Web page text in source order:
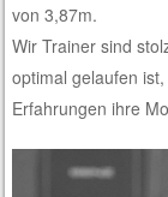
von 3,87m.
Wir Trainer sind
optimal gelaufen
Erfahrungen ihre